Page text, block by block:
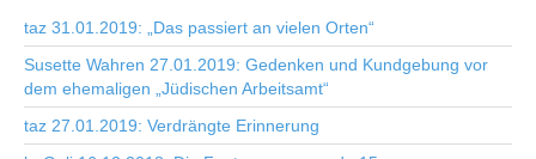
taz 31.01.2019: „Das passiert an vielen Orten“
Susette Wahren 27.01.2019: Gedenken und Kundgebung vor
dem ehemaligen „Jüdischen Arbeitsamt“
taz 27.01.2019: Verdrängte Erinnerung